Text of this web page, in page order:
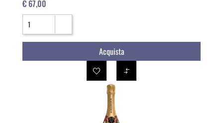
€ 67,00
Quantità
Acquista